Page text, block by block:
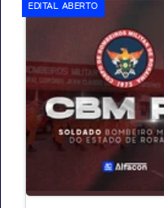
EDITAL ABERTO